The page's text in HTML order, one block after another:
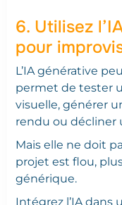
6. Utilisez
pour
L’IA générative
permet de tester
visuelle, générer
rendu ou décliner
Mais elle ne doit
projet est flou,
générique.
Intégrez l’IA dans